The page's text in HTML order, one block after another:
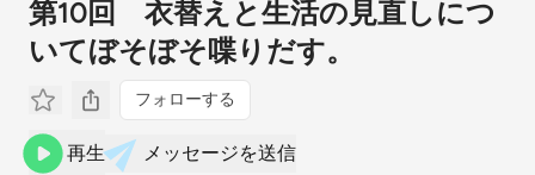
第10回 衣替えと生活の見直しにつ
いてぼそぼそ喋りだす。
フォローする
再生 メッセージを送信